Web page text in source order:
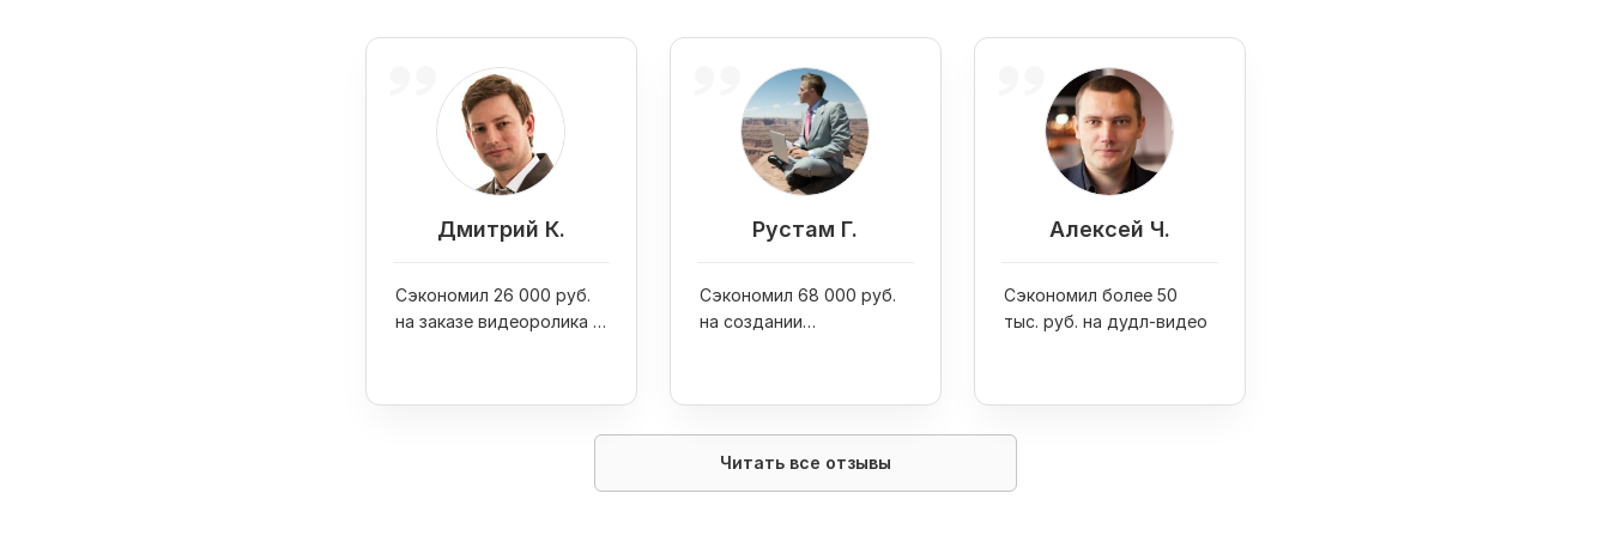
Дмитрий К.
Сэкономил 26 000 руб.
на заказе видеоролика и
Рустам Г.
Сэкономил 68 000 руб.
на создании
Алексей Ч.
Сэкономил более 50
тыс. руб. на дудл-видео
Читать все отзывы